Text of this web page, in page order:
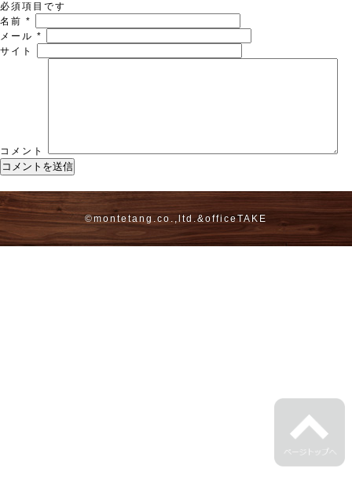
必須項目です
名前 *
メール *
サイト
コメント
©montetang.co.,ltd.&officeTAKE